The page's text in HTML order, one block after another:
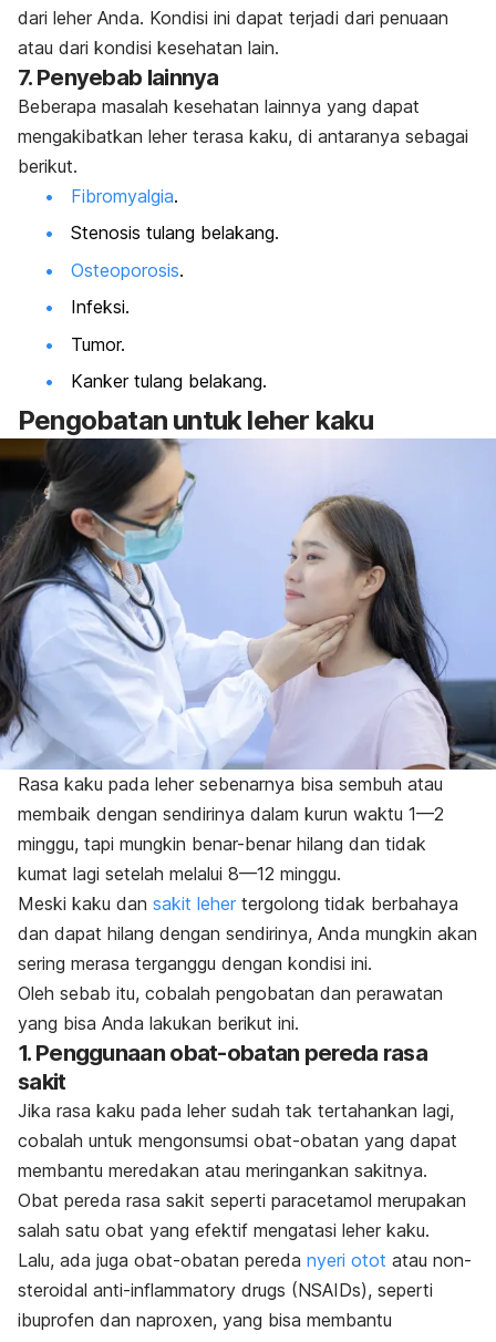
dari leher Anda. Kondisi ini dapat terjadi dari penuaan
atau dari kondisi kesehatan lain.
7. Penyebab lainnya
Beberapa masalah kesehatan lainnya yang dapat
mengakibatkan leher terasa kaku, di antaranya sebagai
berikut.
Fibromyalgia.
Stenosis tulang belakang.
Osteoporosis.
Infeksi.
Tumor.
Kanker tulang belakang.
Pengobatan untuk leher kaku
Rasa kaku pada leher sebenarnya bisa sembuh atau
membaik dengan sendirinya dalam kurun waktu 1—2
minggu, tapi mungkin benar-benar hilang dan tidak
kumat lagi setelah melalui 8—12 minggu.
Meski kaku dan sakit leher tergolong tidak berbahaya
dan dapat hilang dengan sendirinya, Anda mungkin akan
sering merasa terganggu dengan kondisi ini.
Oleh sebab itu, cobalah pengobatan dan perawatan
yang bisa Anda lakukan berikut ini.
1. Penggunaan obat-obatan pereda rasa
sakit
Jika rasa kaku pada leher sudah tak tertahankan lagi,
cobalah untuk mengonsumsi obat-obatan yang dapat
membantu meredakan atau meringankan sakitnya.
Obat pereda rasa sakit seperti paracetamol merupakan
salah satu obat yang efektif mengatasi leher kaku.
Lalu, ada juga obat-obatan pereda nyeri otot atau non-
steroidal anti-inflammatory drugs (NSAIDs), seperti
ibuprofen dan naproxen, yang bisa membantu